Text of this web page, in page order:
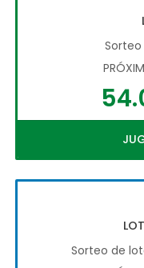
Sorteo de